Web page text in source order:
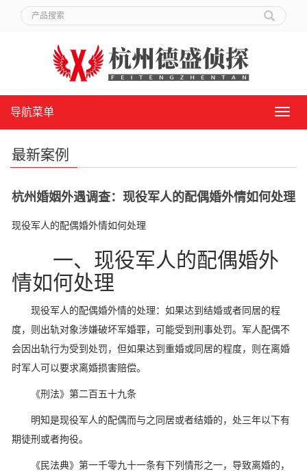
导
导航菜单
最新案例
杭州婚姻外遇调查：现役军人的配偶婚外情如何处理
现役军人的配偶婚外情如何处理
一、现役军人的配偶婚外
情如何处理
现役军人的配偶婚外情的处理：如果达到结婚或者同居的程
度，则出轨对象涉嫌破坏军婚罪，可能受到刑事处罚。军人配偶不
会因出轨行为受到处罚，但如果达到重婚或同居的程度，则在离婚
时军人可以要求离婚损害赔偿。
《刑法》第二百五十九条
明知是现役军人的配偶而与之同居或者结婚的，处三年以下有
期徒刑或者拘役。
《民法典》第一千零九十一条有下列情形之一，导致离婚的，